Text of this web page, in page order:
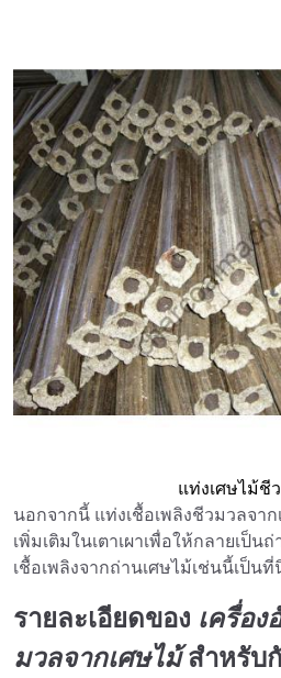
แท่งเศษไม้ชี
นอกจากนี้ แท่งเชื้อเพลิงชีวมวลจา
เพิ่มเติมในเตาเผาเพื่อให้กลายเป็น
เชื้อเพลิงจากถ่านเศษไม้เช่นนี้เป็น
รายละเอียดของ เครื่อง
มวลจากเศษไม้สำหรับ